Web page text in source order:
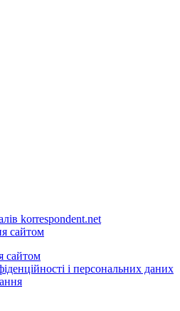
korrespondent.net
сайтом
сайтом
і персональних даних